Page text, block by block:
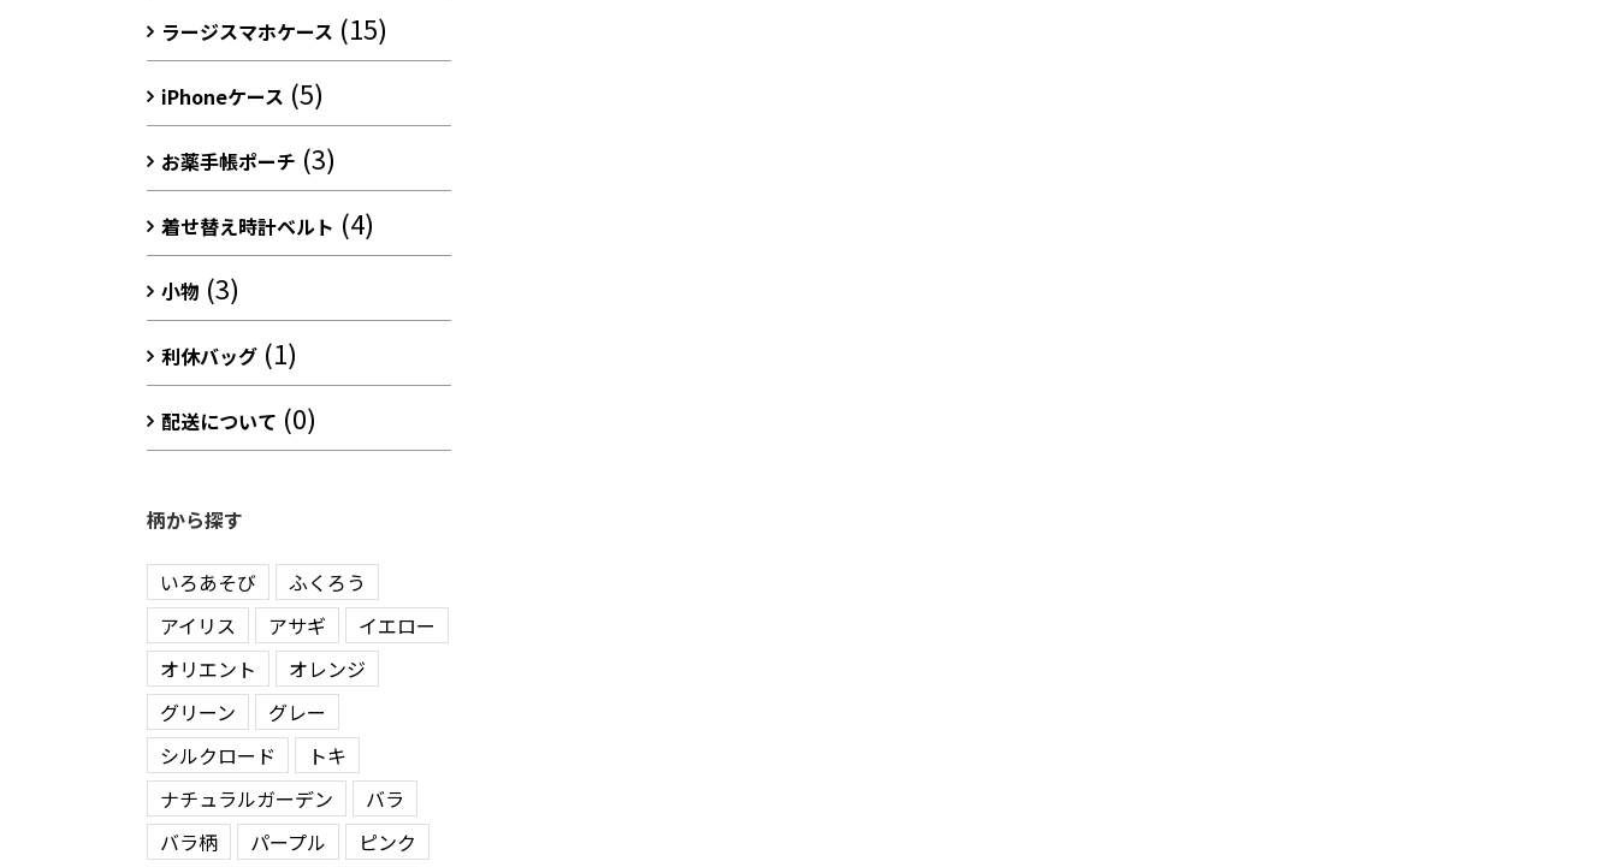
ラージスマホケース (15)
iPhoneケース (5)
お薬手帳ポーチ (3)
着せ替え時計ベルト (4)
小物 (3)
利休バッグ (1)
配送について (0)
柄から探す
いろあそび
ふくろう
アイリス
アサギ
イエロー
オリエント
オレンジ
グリーン
グレー
シルクロード
トキ
ナチュラルガーデン
バラ
バラ柄
パープル
ピンク